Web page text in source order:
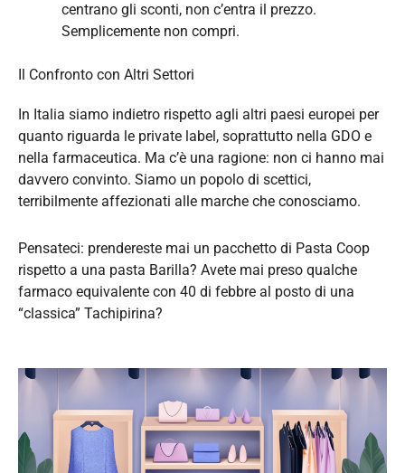
centrano gli sconti, non c’entra il prezzo.
Semplicemente non compri.
Il Confronto con Altri Settori
In Italia siamo indietro rispetto agli altri paesi europei per
quanto riguarda le private label, soprattutto nella GDO e
nella farmaceutica. Ma c’è una ragione: non ci hanno mai
davvero convinto. Siamo un popolo di scettici,
terribilmente affezionati alle marche che conosciamo.
Pensateci: prendereste mai un pacchetto di Pasta Coop
rispetto a una pasta Barilla? Avete mai preso qualche
farmaco equivalente con 40 di febbre al posto di una
“classica” Tachipirina?